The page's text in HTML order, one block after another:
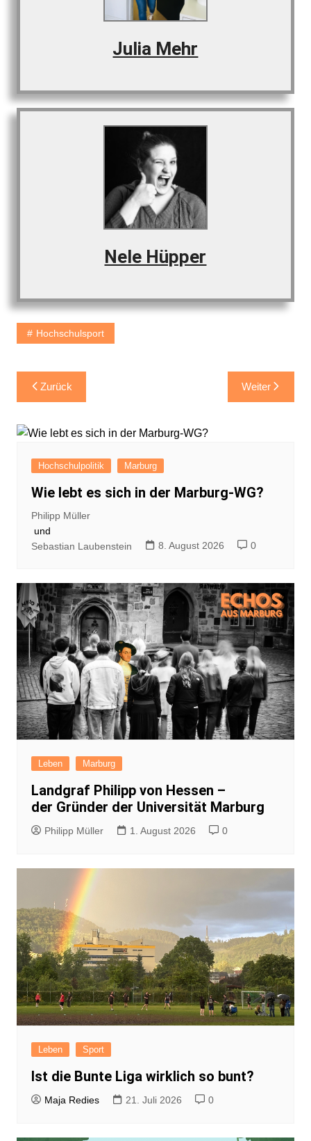
Julia Mehr
Nele Hüpper
Hochschulsport
Beitragsnavigation
Zurück Weiter
Hochschulpolitik Marburg
Wie lebt es sich in der Marburg-WG?
Philipp Müller
und
Sebastian Laubenstein
8. August 2026 0
Leben Marburg
Landgraf Philipp von Hessen –
der Gründer der Universität Marburg
Philipp Müller 1. August 2026 0
Leben Sport
Ist die Bunte Liga wirklich so bunt?
Maja Redies 21. Juli 2026 0